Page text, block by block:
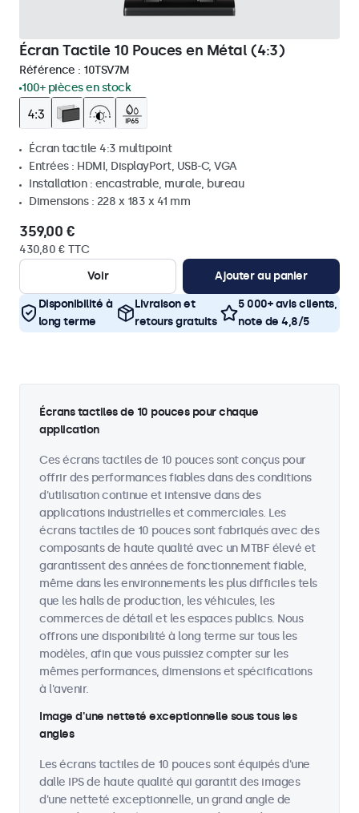
Écran Tactile 10 Pouces en Métal (4:3)
Référence : 10TSV7M
100+ pièces en stock
Écran tactile 4:3 multipoint
Entrées : HDMI, DisplayPort, USB-C, VGA
Installation : encastrable, murale, bureau
Dimensions : 228 x 183 x 41 mm
359,00 €
430,80 € TTC
Voir
Ajouter au panier
Disponibilité à
long terme
Livraison et
retours gratuits
5 000+ avis clients,
note de 4,8/5
Écrans tactiles de 10 pouces pour chaque
application
Ces écrans tactiles de 10 pouces sont conçus pour
offrir des performances fiables dans des conditions
d'utilisation continue et intensive dans des
applications industrielles et commerciales. Les
écrans tactiles de 10 pouces sont fabriqués avec des
composants de haute qualité avec un MTBF élevé et
garantissent des années de fonctionnement fiable,
même dans les environnements les plus difficiles tels
que les halls de production, les véhicules, les
commerces de détail et les espaces publics. Nous
offrons une disponibilité à long terme sur tous les
modèles, afin que vous puissiez compter sur les
mêmes performances, dimensions et spécifications
à l'avenir.
Image d'une netteté exceptionnelle sous tous les
angles
Les écrans tactiles de 10 pouces sont équipés d'une
dalle IPS de haute qualité qui garantit des images
d'une netteté exceptionnelle, un grand angle de